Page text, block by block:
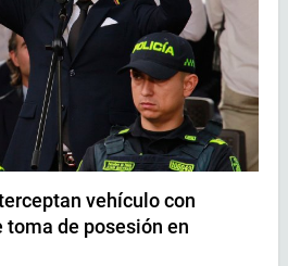
vehículo con
de posesión en